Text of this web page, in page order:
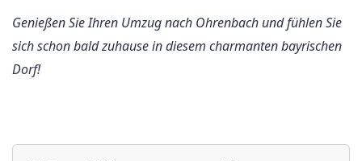
Genießen Sie Ihren Umzug nach Ohrenbach und fühlen Sie
sich schon bald zuhause in diesem charmanten bayrischen
Dorf!